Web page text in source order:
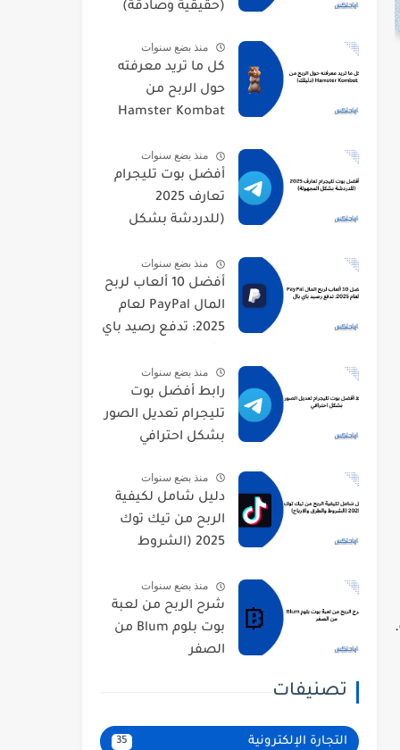
(حقيقية وصادقة)
منذ بضع سنوات
كل ما تريد معرفته
حول الربح من
Hamster Kombat
منذ بضع سنوات
أفضل بوت تليجرام
تعارف 2025
(للدردشة بشكل
منذ بضع سنوات
أفضل 10 ألعاب لربح
المال PayPal لعام
2025: تدفع رصيد باي
منذ بضع سنوات
رابط أفضل بوت
تليجرام تعديل الصور
بشكل احترافي
منذ بضع سنوات
دليل شامل لكيفية
الربح من تيك توك
2025 (الشروط
منذ بضع سنوات
شرح الربح من لعبة
بوت بلوم Blum من
الصفر
تصنيفات
التجارة الإلكترونية 35